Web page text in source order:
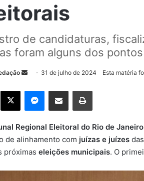
de candidaturas,
foram alguns dos
u
m
e
31 de julho de 2024 Esta matéria
Regional Eleitoral do Rio de Janeiro
de alinhamento com juízas e juízes
próximas eleições municipais. O